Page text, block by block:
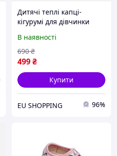
Дитячі теплі капці-
кігурумі для дівчинки
Рожеві (6397233891074)
В наявності
499₴
690 ₴
Купити
EU SHOPPING 96%